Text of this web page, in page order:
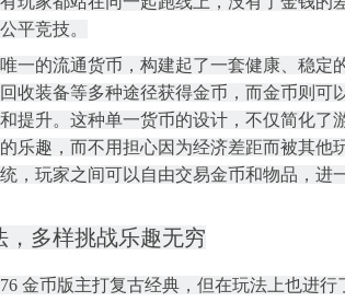
平竞技。
一的流通货币，构建起了一套健康、稳定
收装备等多种途径获得金币，而金币则可
提升。这种单一货币的设计，不仅简化了
乐趣，而不用担心因为经济差距而被其他
，玩家之间可以自由交易金币和物品，进
，多样挑战乐趣无穷
金币版主打复古经典，但在玩法上也进